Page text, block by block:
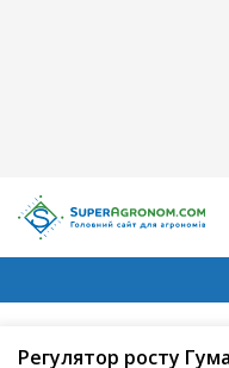
Регулятор росту